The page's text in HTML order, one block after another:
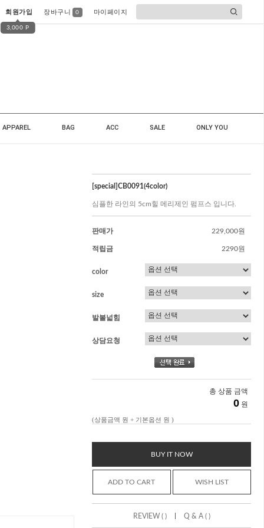
회원가입
3,000 P
장바구니 0 마이페이지
APPAREL BAG ACC SALE ONLY YOU
[special]CB0091(4color)
심플한 라인의 5cm힐 메리제인 펌프스 입니다.
판매가 229,000원
적립금 2290원
color
size
발볼넓힘
상담요청
총 상품 금액
0 원
(상품금액 원 + 기본옵션 원 )
BUY IT NOW
ADD TO CART WISH LIST
REVIEW ( ) Q & A ( )